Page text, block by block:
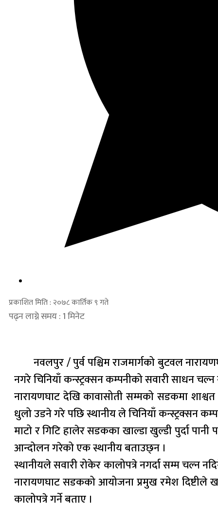
प्रकाशित मिति : २०७८ कार्तिक ९ गते
पढ्न लाग्ने समय : 1 मिनेट
नवलपुर / पुर्व पश्चिम राजमार्गको बुटवल
नगरे चिनियाँ कन्स्ट्रक्सन कम्पनीको सवारी साधन
नारायणघाट देखि कावासोती सम्मको सडकमा
धुलो उडने गरे पछि स्थानीय ले चिनियाँ कन्स्ट्रक्सन
माटो र गिटि हालेर सडकका खाल्डा खुल्डी पुर्दा
आन्दोलन गरेको एक स्थानीय बताउछ्न ।
स्थानीयले सवारी रोकेर कालोपत्रे नगर्दा सम्म चल्न
नारायणघाट सडकको आयोजना प्रमुख रमेश दिष्टीले
कालोपत्रे गर्ने बताए ।